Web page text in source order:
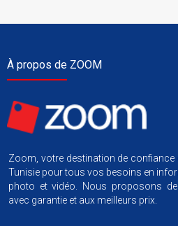
À propos de ZOOM
Zoom, votre destination de confiance
Tunisie pour tous vos besoins en
photo et vidéo. Nous proposons
avec garantie et aux meilleurs prix.